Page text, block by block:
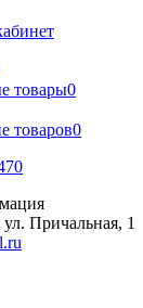
товары0
товаров0
Причальная, 1